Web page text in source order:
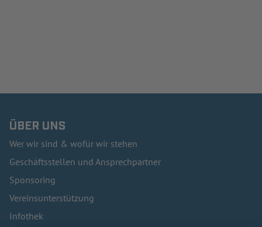
ÜBER UNS
Wer wir sind & wofür wir stehen
Geschäftsstellen und Ansprechpartner
Sponsoring
Vereinsunterstützung
Infothek